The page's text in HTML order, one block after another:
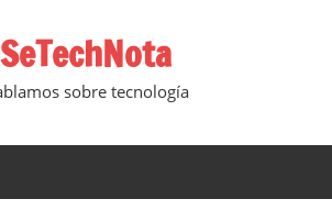
SeTechNota
sobre tecnología